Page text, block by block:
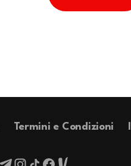
Termini e Condizioni